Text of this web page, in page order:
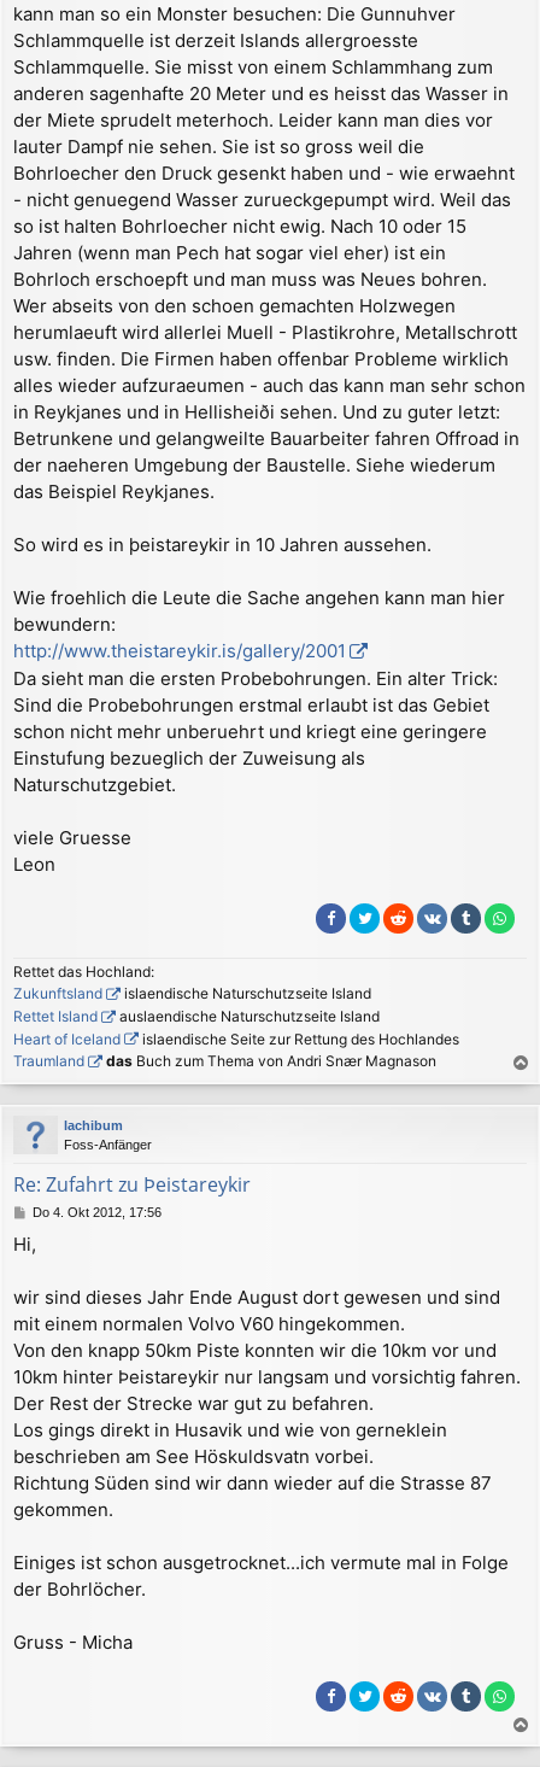
kann man so ein Monster besuchen: Die Gunnuhver
Schlammquelle ist derzeit Islands allergroesste
Schlammquelle. Sie misst von einem Schlammhang zum
anderen sagenhafte 20 Meter und es heisst das Wasser in
der Miete sprudelt meterhoch. Leider kann man dies vor
lauter Dampf nie sehen. Sie ist so gross weil die
Bohrloecher den Druck gesenkt haben und - wie erwaehnt
- nicht genuegend Wasser zurueckgepumpt wird. Weil das
so ist halten Bohrloecher nicht ewig. Nach 10 oder 15
Jahren (wenn man Pech hat sogar viel eher) ist ein
Bohrloch erschoepft und man muss was Neues bohren.
Wer abseits von den schoen gemachten Holzwegen
herumlaeuft wird allerlei Muell - Plastikrohre, Metallschrott
usw. finden. Die Firmen haben offenbar Probleme wirklich
alles wieder aufzuraeumen - auch das kann man sehr schon
in Reykjanes und in Hellisheiði sehen. Und zu guter letzt:
Betrunkene und gelangweilte Bauarbeiter fahren Offroad in
der naeheren Umgebung der Baustelle. Siehe wiederum
das Beispiel Reykjanes.
So wird es in þeistareykir in 10 Jahren aussehen.
Wie froehlich die Leute die Sache angehen kann man hier
bewundern:
http://www.theistareykir.is/gallery/2001
Da sieht man die ersten Probebohrungen. Ein alter Trick:
Sind die Probebohrungen erstmal erlaubt ist das Gebiet
schon nicht mehr unberuehrt und kriegt eine geringere
Einstufung bezueglich der Zuweisung als
Naturschutzgebiet.
viele Gruesse
Leon
Rettet das Hochland:
Zukunftsland
islaendische Naturschutzseite Island
Rettet Island
auslaendische Naturschutzseite Island
Heart of Iceland
islaendische Seite zur Rettung des Hochlandes
Traumland
das Buch zum Thema von Andri Snær Magnason
a
c
lachibum
Foss-Anfänger
Re: Zufahrt zu Þeistareykir
B
i
r
a
g
Do 4. Okt 2012, 17:56
Hi,
wir sind dieses Jahr Ende August dort gewesen und sind
mit einem normalen Volvo V60 hingekommen.
Von den knapp 50km Piste konnten wir die 10km vor und
10km hinter Þeistareykir nur langsam und vorsichtig fahren.
Der Rest der Strecke war gut zu befahren.
Los gings direkt in Husavik und wie von gerneklein
beschrieben am See Höskuldsvatn vorbei.
Richtung Süden sind wir dann wieder auf die Strasse 87
gekommen.
Einiges ist schon ausgetrocknet...ich vermute mal in Folge
der Bohrlöcher.
Gruss - Micha
a